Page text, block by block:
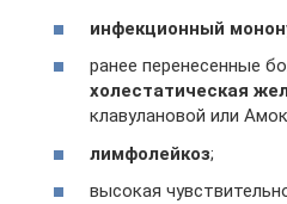
инфекционный
ранее перенесенные
холестатическая
клавулановой или
лимфолейкоз;
высокая